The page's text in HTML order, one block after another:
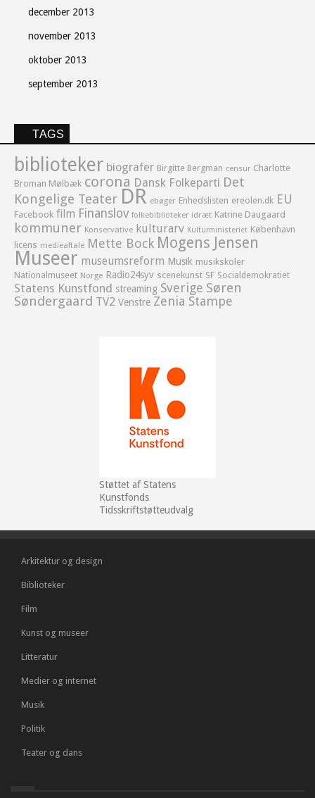
december 2013
november 2013
oktober 2013
september 2013
TAGS
biblioteker biografer Birgitte Bergman censur Charlotte
Broman Mølbæk corona Dansk Folkeparti Det
Kongelige Teater DR ebøger Enhedslisten ereolen.dk EU
Facebook film Finanslov folkebiblioteker idræt Katrine Daugaard
kommuner Konservative kulturarv Kulturministeriet København
licens medieaftale Mette Bock Mogens Jensen
Museer museumsreform Musik musikskoler
Nationalmuseet Norge Radio24syv scenekunst SF Socialdemokratiet
Statens Kunstfond streaming Sverige Søren
Søndergaard TV2 Venstre Zenia Stampe
Støttet af Statens
Kunstfonds
Tidsskriftstøtteudvalg
Arkitektur og design
Biblioteker
Film
Kunst og museer
Litteratur
Medier og internet
Musik
Politik
Teater og dans